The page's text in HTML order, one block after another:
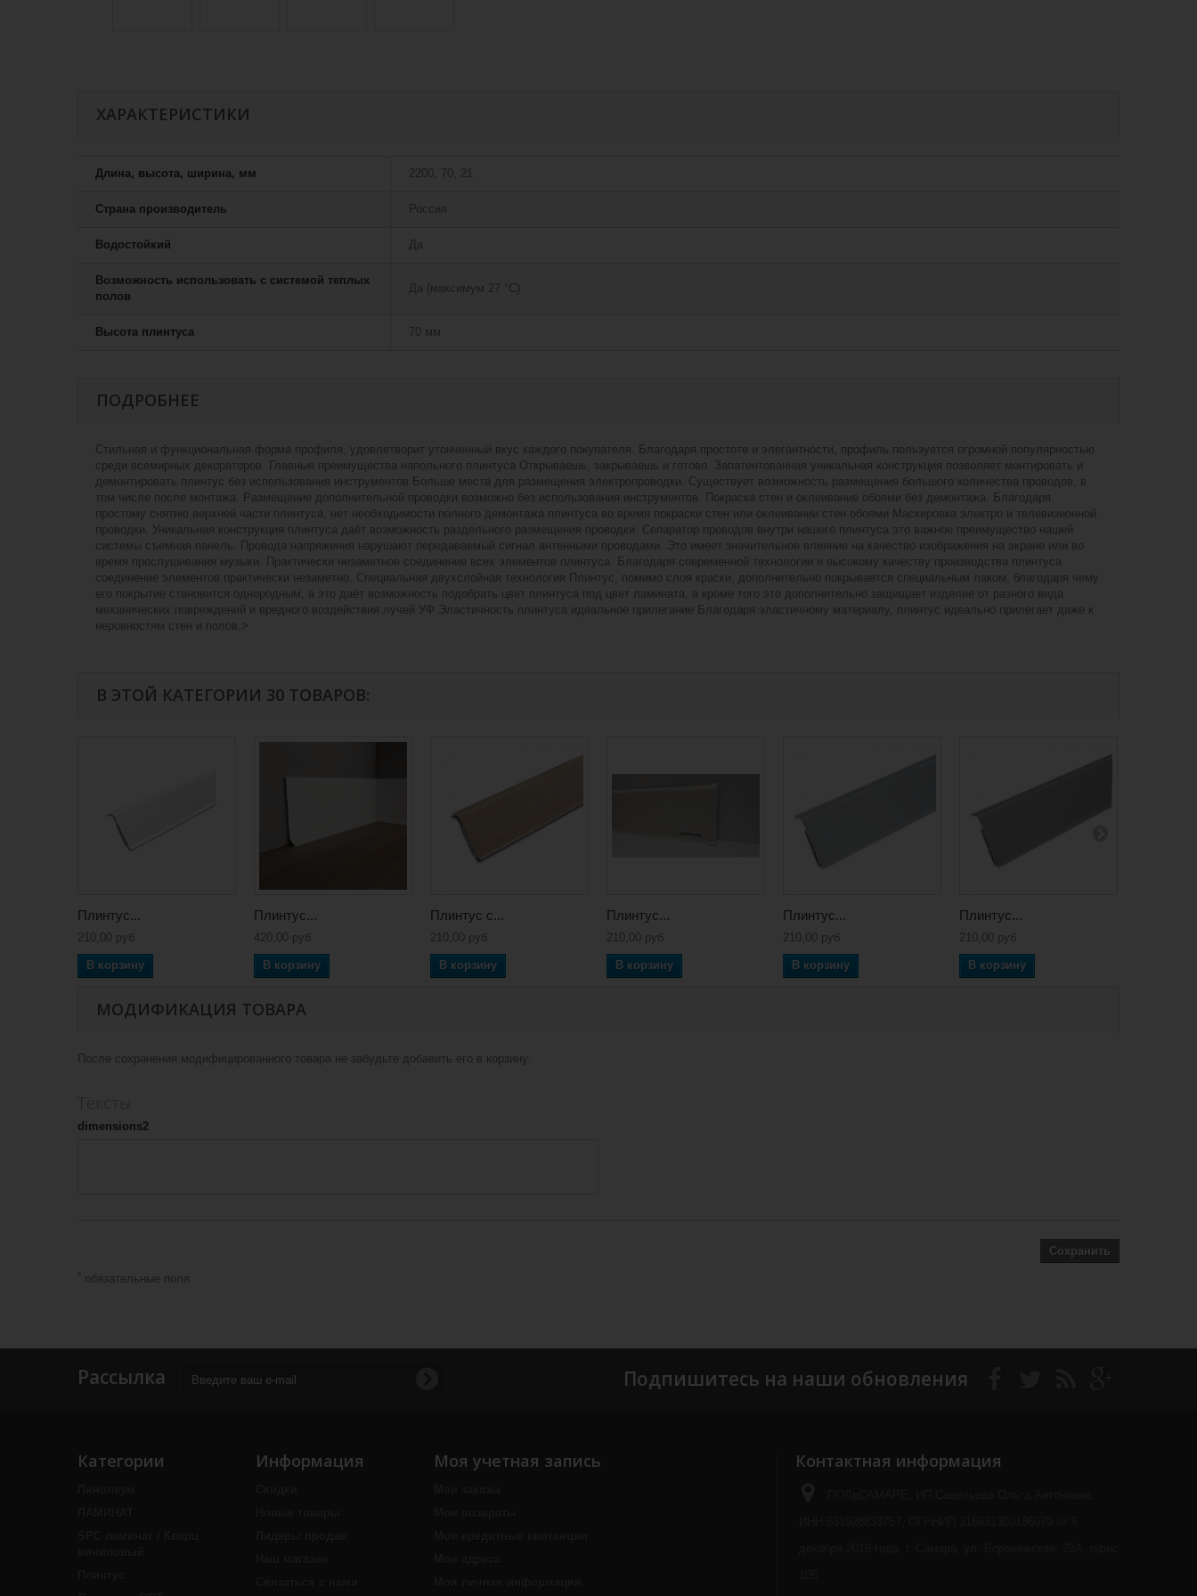
ХАРАКТЕРИСТИКИ
Длина, высота, ширина, мм 2200, 70, 21
Страна производитель Россия
Водостойкий Да
Возможность использовать с системой теплых
полов
Да (максимум 27 °C)
Высота плинтуса 70 мм
ПОДРОБНЕЕ
Стильная и функциональная форма профиля, удовлетворит утонченный вкус каждого покупателя. Благодаря простоте и элегантности, профиль пользуется огромной популярностью
среди всемирных декораторов. Главные преимущества напольного плинтуса Открываешь, закрываешь и готово. Запатентованная уникальная конструкция позволяет монтировать и
демонтировать плинтус без использования инструментов Больше места для размещения электропроводки. Существует возможность размещения большого количества проводов, в
том числе после монтажа. Размещение дополнительной проводки возможно без использования инструментов. Покраска стен и оклеивание обоями без демонтажа. Благодаря
простому снятию верхней части плинтуса, нет необходимости полного демонтажа плинтуса во время покраски стен или оклеивании стен обоями Маскировка электро и телевизионной
проводки. Уникальная конструкция плинтуса даёт возможность раздельного размещения проводки. Сепаратор проводов внутри нашего плинтуса это важное преимущество нашей
системы съемная панель. Провода напряжения нарушают передаваемый сигнал антенными проводами. Это имеет значительное влияние на качество изображения на экране или во
время прослушивания музыки. Практически незаметное соединение всех элементов плинтуса. Благодаря современной технологии и высокому качеству производства плинтуса
соединение элементов практически незаметно. Специальная двухслойная технология Плинтус, помимо слоя краски, дополнительно покрывается специальным лаком, благодаря чему
его покрытие становится однородным, а это даёт возможность подобрать цвет плинтуса под цвет ламината, а кроме того это дополнительно защищает изделие от разного вида
механических повреждений и вредного воздействия лучей УФ Эластичность плинтуса идеальное прилегание Благодаря эластичному материалу, плинтус идеально прилегает даже к
неровностям стен и полов.>
В ЭТОЙ КАТЕГОРИИ 30 ТОВАРОВ:
Плинтус...
210,00 руб
В корзину
Плинтус...
420,00 руб
В корзину
Плинтус с...
210,00 руб
В корзину
Плинтус...
210,00 руб
В корзину
Плинтус...
210,00 руб
В корзину
Плинтус...
210,00 руб
В корзину
МОДИФИКАЦИЯ ТОВАРА
После сохранения модифицированного товара не забудьте добавить его в корзину.
dimensions2
Сохранить
обязательные поля
Рассылка Подпишитесь на наши обновления
Категории Информация Моя учетная запись Контактная информация